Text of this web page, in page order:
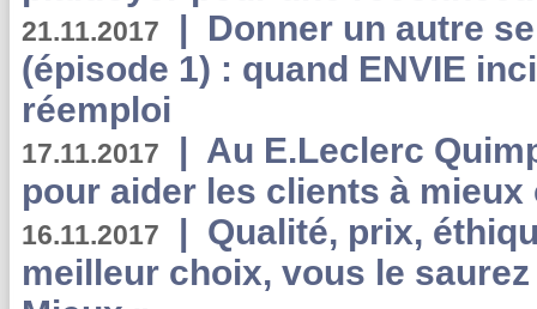
21.11.2017 | Donner un autre
(épisode 1) : quand ENVIE
réemploi
17.11.2017 | Au E.Leclerc
pour aider les clients à
16.11.2017 | Qualité, prix,
meilleur choix, vous le